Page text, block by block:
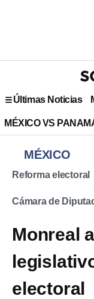
Últimas Noticias
MÉXICO VS
MÉXICO
Reforma electoral
Cámara de
Monreal
electoral